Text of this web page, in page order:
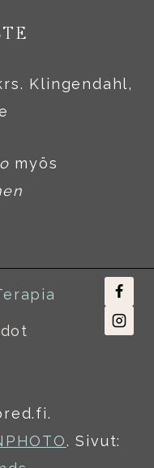
Klingendahl,
myös
. Sivut: